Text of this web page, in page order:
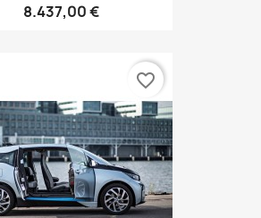
8.437,00 €
favorite_border